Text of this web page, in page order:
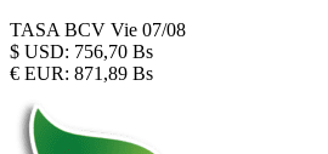
TASA BCV Vie 07/08
$ USD: 756,70 Bs
€ EUR: 871,89 Bs